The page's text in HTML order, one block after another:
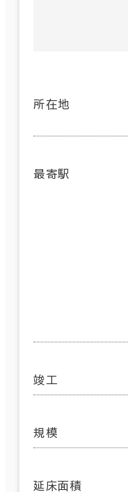
所在地
最寄駅
竣工
規模
延床面積